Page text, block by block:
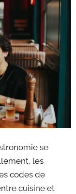
se
les
codes de
cuisine et